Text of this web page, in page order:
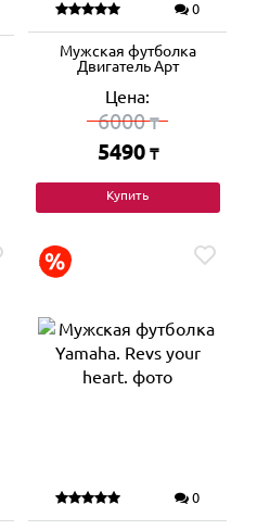
0
Мужская футболка
Двигатель Арт
Цена:
6000₸
5490 ₸
Купить
0